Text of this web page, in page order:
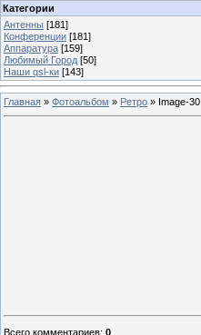
Категории
Антенны [181]
Конференции [181]
Аппаратура [159]
Любимый Город [50]
Наши qsl-ки [143]
Главная » Фотоальбом » Ретро » Image-30
Всего комментариев: 0